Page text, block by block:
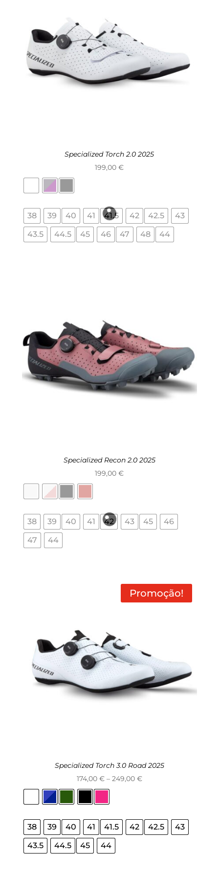
Specialized Torch 2.0 2025
199,00€
38 39 40 41 41.5 42 42.5
43
43.5
44.5 45 46 47 48 44
Specialized Recon 2.0 2025
199,00€
38 39 40 41 42 43 45
46
47
44
Promoção!
Specialized Torch 3.0 Road 2025
174,00 € – 249,00 €Price
249,00 €
38 39 40 41 41.5 42 42.5
43
43.5
44.5 45 44